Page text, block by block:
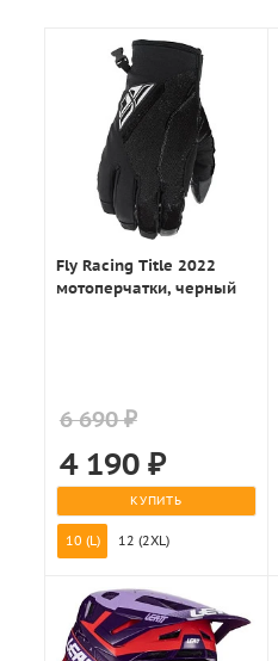
Fly Racing Title 2022
мотоперчатки, черный
6 690 ₽
4 190₽
КУПИТЬ
10 (L) 12 (2XL)